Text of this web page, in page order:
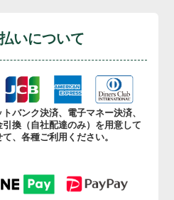
いについて
バンク決済、電子マネー決済、
換（自社配達のみ）を用意して
、各種ご利用ください。